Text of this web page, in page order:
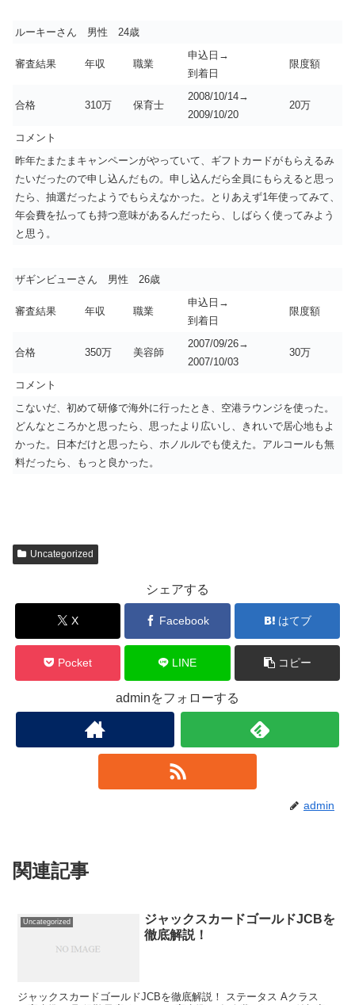
ルーキーさん 男性 24歳
審査結果 年収 職業
申込日→
到着日
限度額
合格 310万 保育士
2008/10/14→
2009/10/20
20万
コメント
昨年たまたまキャンペーンがやっていて、ギフトカードがもらえるみ
たいだったので申し込んだもの。申し込んだら全員にもらえると思っ
たら、抽選だったようでもらえなかった。とりあえず1年使ってみて、
年会費を払っても持つ意味があるんだったら、しばらく使ってみよう
と思う。
ザギンビューさん 男性 26歳
審査結果 年収 職業
申込日→
到着日
限度額
合格 350万 美容師
2007/09/26→
2007/10/03
30万
コメント
こないだ、初めて研修で海外に行ったとき、空港ラウンジを使った。
どんなところかと思ったら、思ったより広いし、きれいで居心地もよ
かった。日本だけと思ったら、ホノルルでも使えた。アルコールも無
料だったら、もっと良かった。
Uncategorized
シェアする
X Facebook はてブ
Pocket LINE コピー
adminをフォローする
admin
関連記事
Uncategorized
ジャックスカードゴールドJCBを
徹底解説！
ジャックスカードゴールドJCBを徹底解説！ ステータス Aクラス